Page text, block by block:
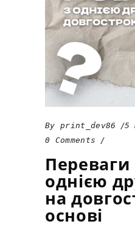
By print_dev86
5
0 Comments
однією
на
основі